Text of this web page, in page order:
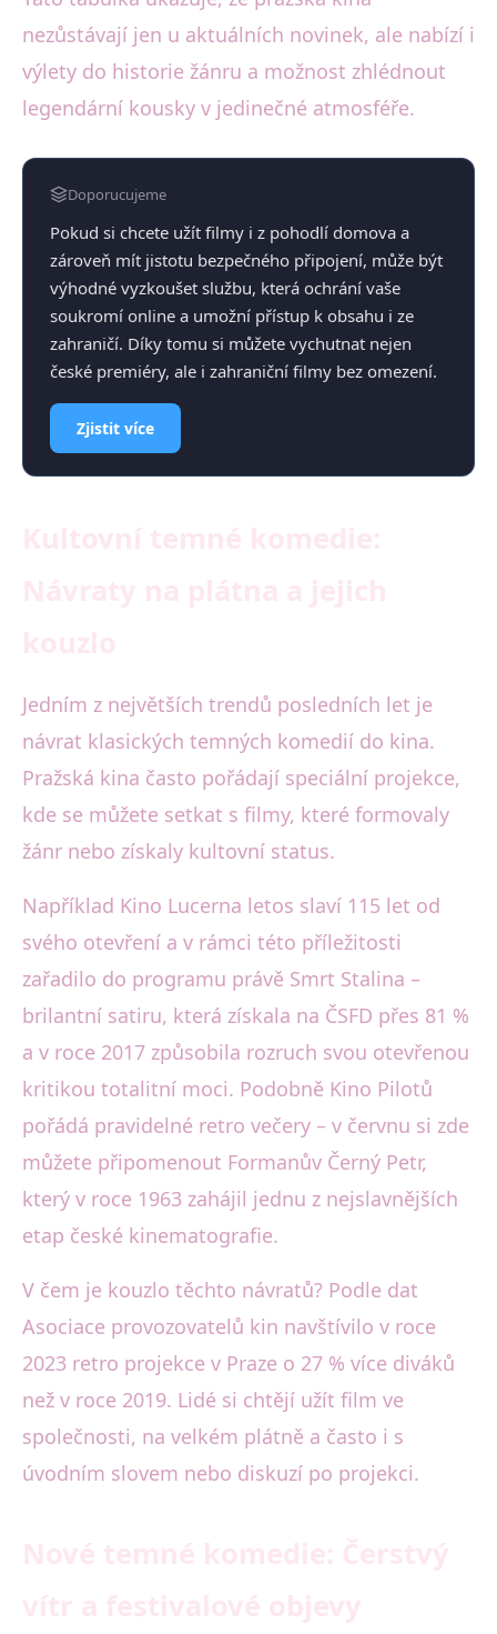
nezůstávají jen u aktuálních novinek, ale nabízí i
výlety do historie žánru a možnost zhlédnout
legendární kousky v jedinečné atmosféře.
Doporucujeme
Pokud si chcete užít filmy i z pohodlí domova a
zároveň mít jistotu bezpečného připojení, může být
výhodné vyzkoušet službu, která ochrání vaše
soukromí online a umožní přístup k obsahu i ze
zahraničí. Díky tomu si můžete vychutnat nejen
české premiéry, ale i zahraniční filmy bez omezení.
Zjistit více
Jedním z největších trendů posledních let je
návrat klasických temných komedií do kina.
Pražská kina často pořádají speciální projekce,
kde se můžete setkat s filmy, které formovaly
žánr nebo získaly kultovní status.
Například Kino Lucerna letos slaví 115 let od
svého otevření a v rámci této příležitosti
zařadilo do programu právě Smrt Stalina –
brilantní satiru, která získala na ČSFD přes 81 %
a v roce 2017 způsobila rozruch svou otevřenou
kritikou totalitní moci. Podobně Kino Pilotů
pořádá pravidelné retro večery – v červnu si zde
můžete připomenout Formanův Černý Petr,
který v roce 1963 zahájil jednu z nejslavnějších
etap české kinematografie.
V čem je kouzlo těchto návratů? Podle dat
Asociace provozovatelů kin navštívilo v roce
2023 retro projekce v Praze o 27 % více diváků
než v roce 2019. Lidé si chtějí užít film ve
společnosti, na velkém plátně a často i s
úvodním slovem nebo diskuzí po projekci.